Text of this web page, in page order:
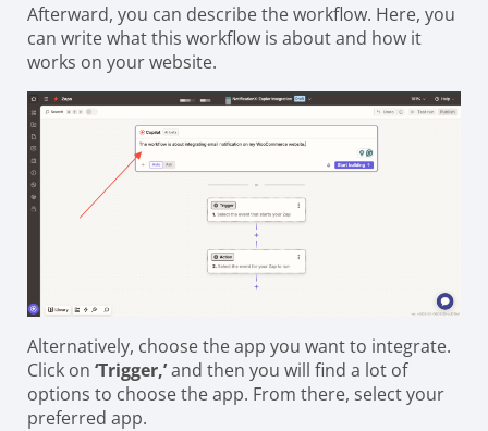
Afterward, you can describe the workflow. Here, you
can write what this workflow is about and how it
works on your website.
Alternatively, choose the app you want to integrate.
Click on ‘Trigger,’and then you will find a lot of
options to choose the app. From there, select your
preferred app.